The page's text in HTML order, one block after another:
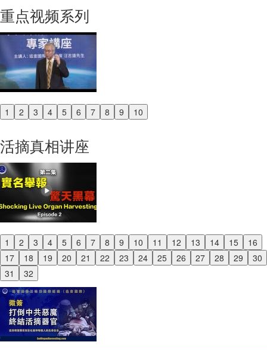
重点视频系列
1 2 3 4 5 6 7 8 9 10
Previous
活摘真相讲座
1 2 3 4 5 6 7 8 9 10 11 12 13 14 15
16
17
18 19 20 21 22 23 24 25 26 27 28 29
30
31
32
Previous
Next